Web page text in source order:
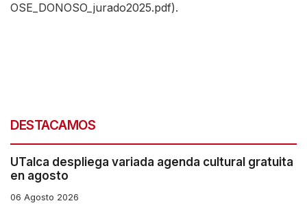
OSE_DONOSO_jurado2025.pdf).
DESTACAMOS
UTalca despliega variada agenda cultural gratuita
en agosto
06 Agosto 2026